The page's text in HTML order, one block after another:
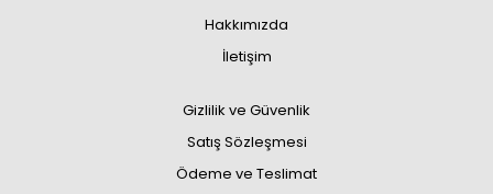
Hakkımızda
İletişim
Gizlilik ve Güvenlik
Satış Sözleşmesi
Ödeme ve Teslimat